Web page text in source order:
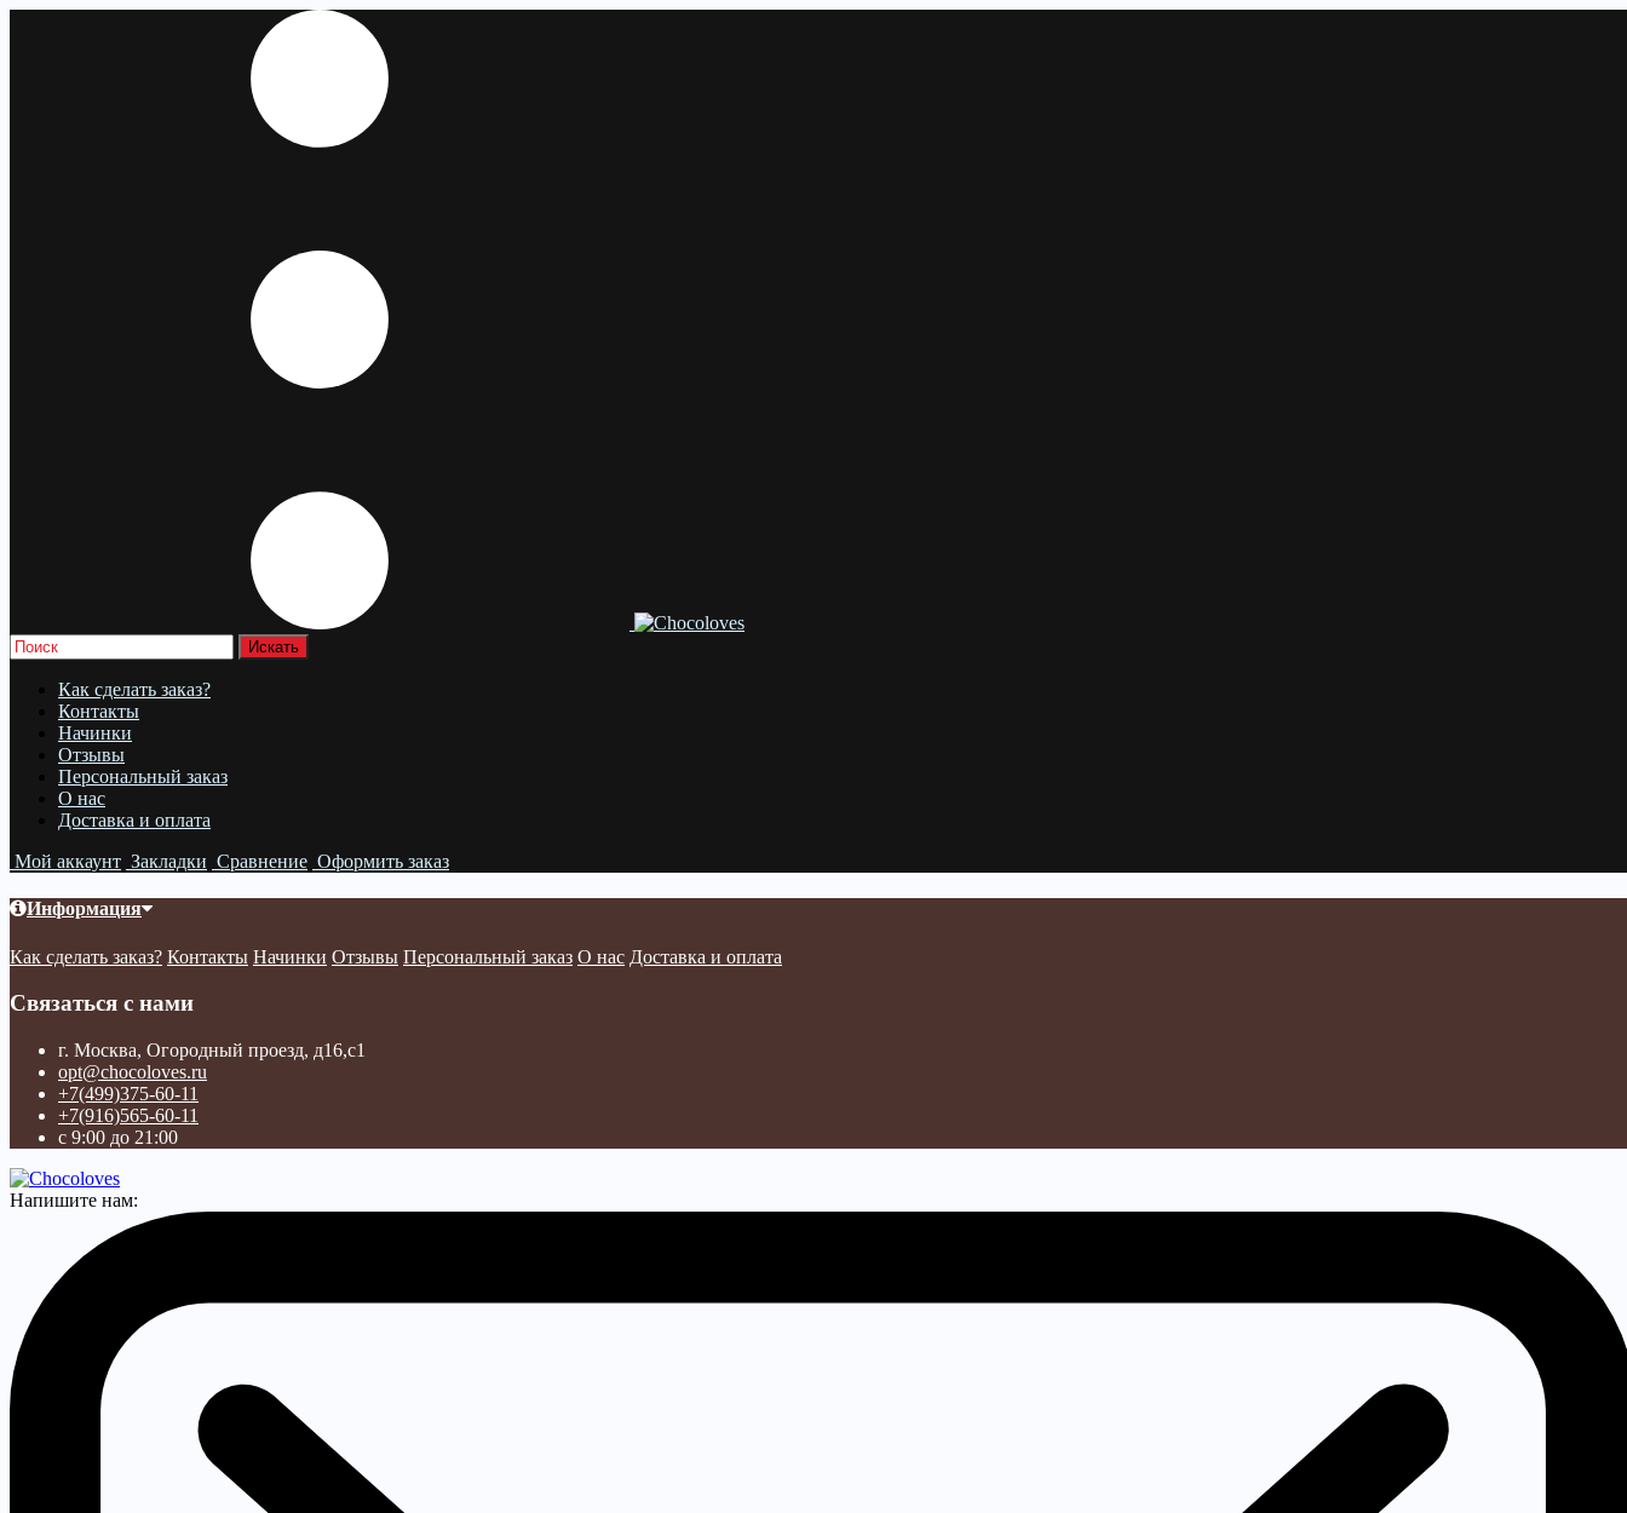
Как сделать заказ?
Контакты
Начинки
Отзывы
Персональный заказ
О нас
Доставка и оплата
Мой аккаунт Закладки Сравнение Оформить заказ
Информация
Как сделать заказ? Контакты Начинки Отзывы Персональный заказ О нас Доставка и оплата
Связаться с нами
г. Москва, Огородный проезд, д16,с1
opt@chocoloves.ru
+7(499)375-60-11
+7(916)565-60-11
с 9:00 до 21:00
Напишите нам: